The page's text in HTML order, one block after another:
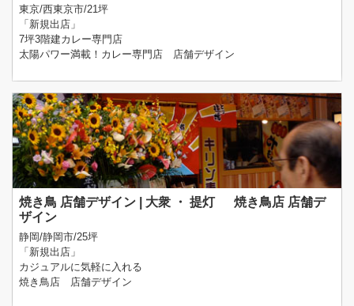
東京/西東京市/21坪
「新規出店」
7坪3階建カレー専門店
太陽パワー満載！カレー専門店 店舗デザイン
焼き鳥 店舗デザイン | 大衆 ・ 提灯 焼き鳥店 店舗デ
ザイン
静岡/静岡市/25坪
「新規出店」
カジュアルに気軽に入れる
焼き鳥店 店舗デザイン